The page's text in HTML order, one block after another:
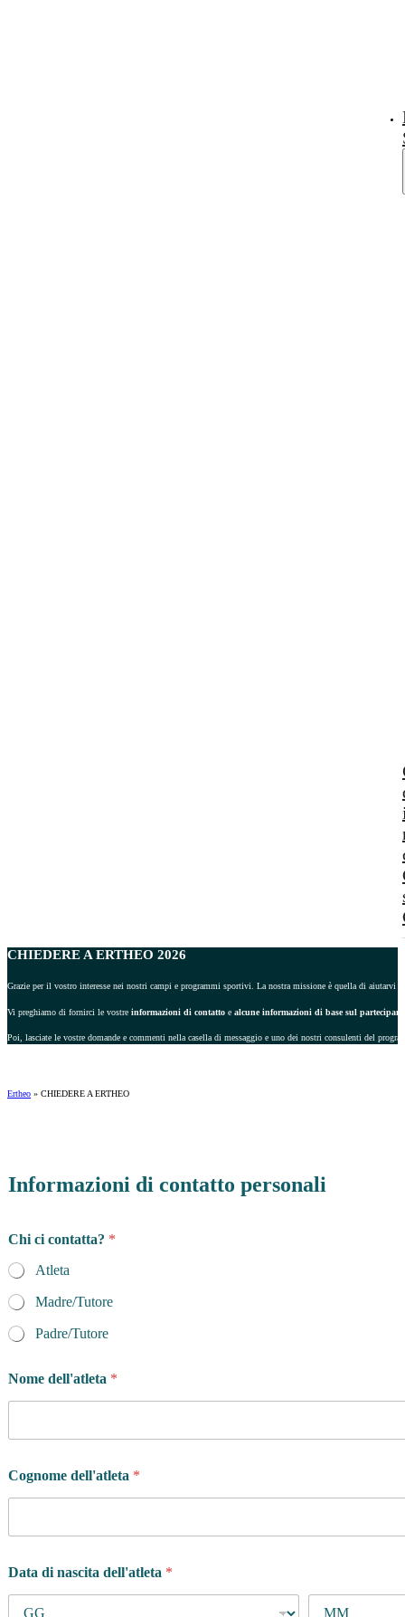
CHIEDERE A ERTHEO 2026
Grazie per il vostro interesse nei nostri campi e programmi sportivi. La nostra missione è quella di
Vi preghiamo di fornirci le vostre informazioni di contatto e alcune informazioni di base sul
Poi, lasciate le vostre domande e commenti nella casella di messaggio e uno dei nostri consulenti del
Ertheo » CHIEDERE A ERTHEO
Informazioni di contatto personali
Chi ci contatta? *
Atleta
Madre/Tutore
Padre/Tutore
Nome dell'atleta *
Cognome dell'atleta *
Data di nascita dell'atleta *